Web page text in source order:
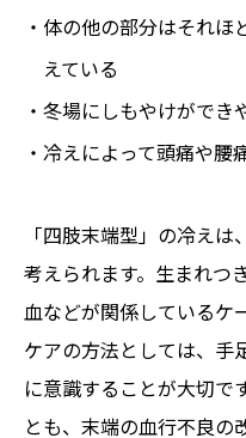
・体の他の部分はそれ
えている
・冬場にしもやけができ
・冷えによって頭痛や腰
「四肢末端型」の冷え
考えられます。生まれつ
血などが関係しているケ
ケアの方法としては、手
に意識することが大切で
とも、末端の血行不良の